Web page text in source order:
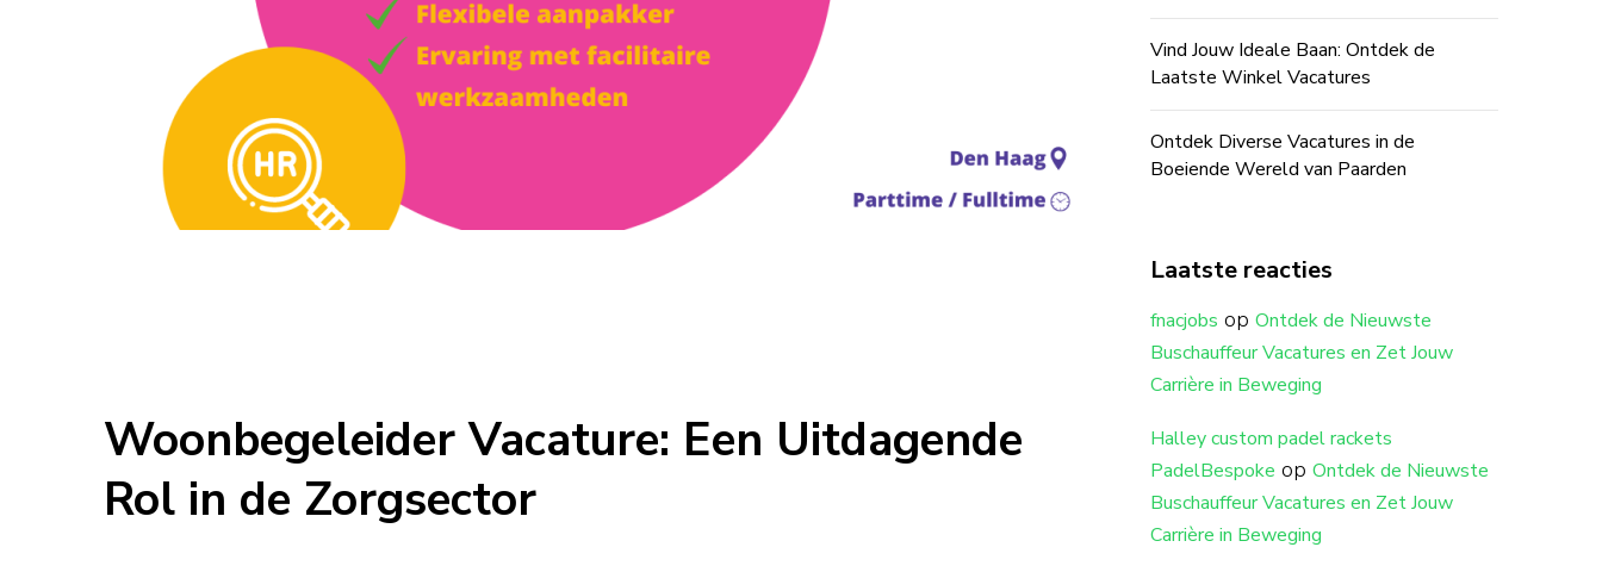
Woonbegeleider Vacature: Een Uitdagende
Rol in de Zorgsector
Vind Jouw Ideale Baan: Ontdek de
Laatste Winkel Vacatures
Ontdek Diverse Vacatures in de
Boeiende Wereld van Paarden
Laatste reacties
fnacjobs op Ontdek de Nieuwste
Buschauffeur Vacatures en Zet Jouw
Carrière in Beweging
Halley custom padel rackets
PadelBespoke op Ontdek de Nieuwste
Buschauffeur Vacatures en Zet Jouw
Carrière in Beweging